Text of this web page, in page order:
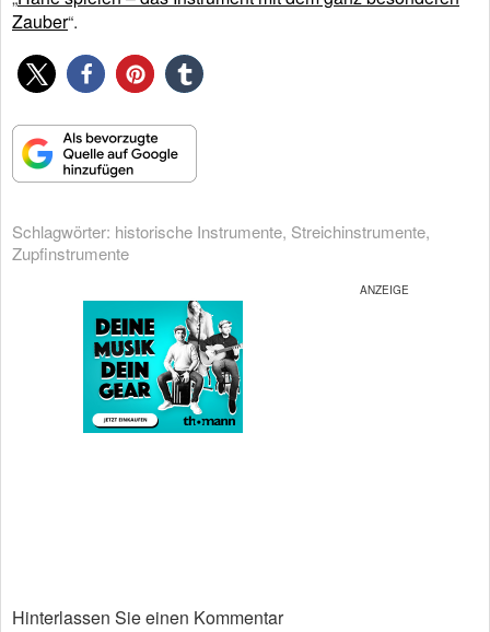
Zauber“.
Schlagwörter: historische Instrumente, Streichinstrumente,
Zupfinstrumente
Hinterlassen Sie einen Kommentar